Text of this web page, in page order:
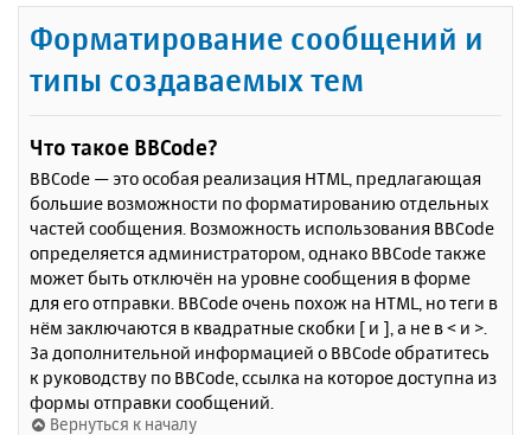
Форматирование сообщений и
типы создаваемых тем
Что такое BBCode?
BBCode — это особая реализация HTML, предлагающая
большие возможности по форматированию отдельных
частей сообщения. Возможность использования BBCode
определяется администратором, однако BBCode также
может быть отключён на уровне сообщения в форме
для его отправки. BBCode очень похож на HTML, но теги в
нём заключаются в квадратные скобки [ и ], а не в < и >.
За дополнительной информацией о BBCode обратитесь
к руководству по BBCode, ссылка на которое доступна из
формы отправки сообщений.
Вернуться к началу